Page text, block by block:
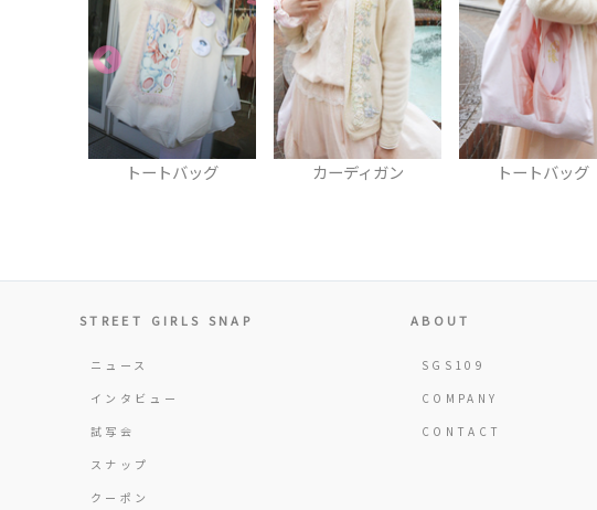
カーディガン トートバッグ シューズ
STREET GIRLS SNAP
ニュース
インタビュー
試写会
スナップ
クーポン
ABOUT
SGS109
COMPANY
CONTACT